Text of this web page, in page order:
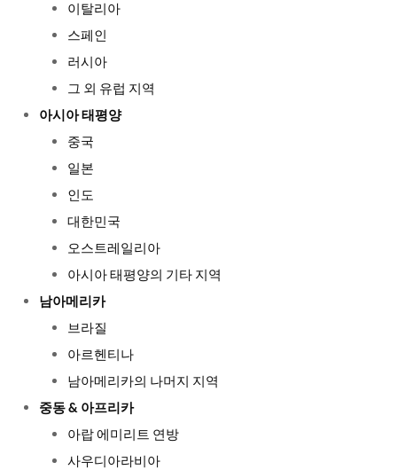
이탈리아
스페인
러시아
그 외 유럽 지역
아시아 태평양
중국
일본
인도
대한민국
오스트레일리아
아시아 태평양의 기타 지역
남아메리카
브라질
아르헨티나
남아메리카의 나머지 지역
중동 & 아프리카
아랍 에미리트 연방
사우디아라비아